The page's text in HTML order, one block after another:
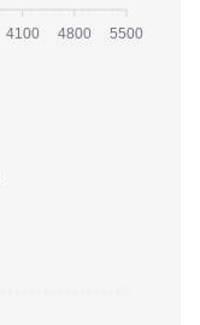
4100 4800 5500